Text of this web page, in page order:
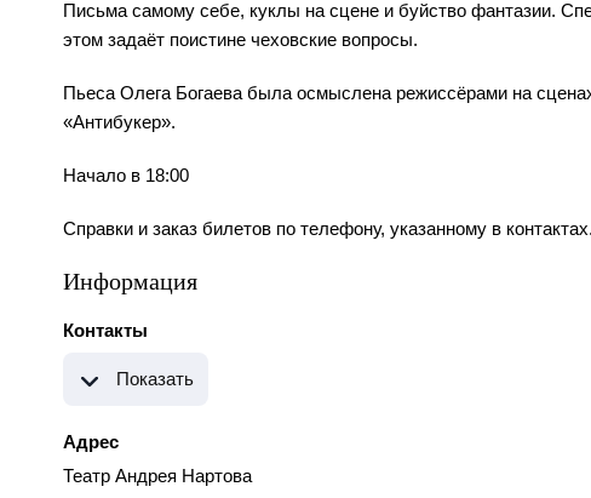
Письма самому себе, куклы на сцене и буйство фантазии.
этом задаёт поистине чеховские вопросы.
Пьеса Олега Богаева была осмыслена режиссёрами на
«Антибукер».
Начало в 18:00
Справки и заказ билетов по телефону, указанному в контактах.
Информация
Контакты
Показать
Адрес
Театр Андрея Нартова